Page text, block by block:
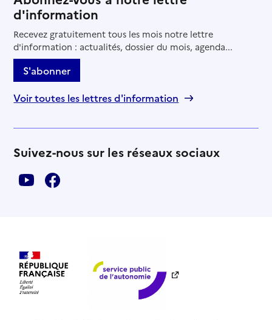
d'information
Recevez gratuitement tous les mois notre lettre
d'information : actualités, dossier du mois, agenda...
S'abonner
Voir toutes les lettres d'information
Suivez-nous sur les réseaux sociaux